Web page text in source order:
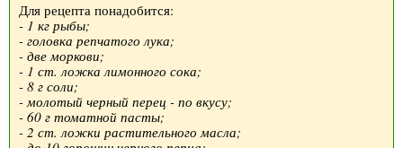
Для рецепта понадобится:
- 1 кг рыбы;
- головка репчатого лука;
- две моркови;
- 1 ст. ложка лимонного сока;
- 8 г соли;
- молотый черный перец - по вкусу;
- 60 г томатной пасты;
- 2 ст. ложки растительного масла;